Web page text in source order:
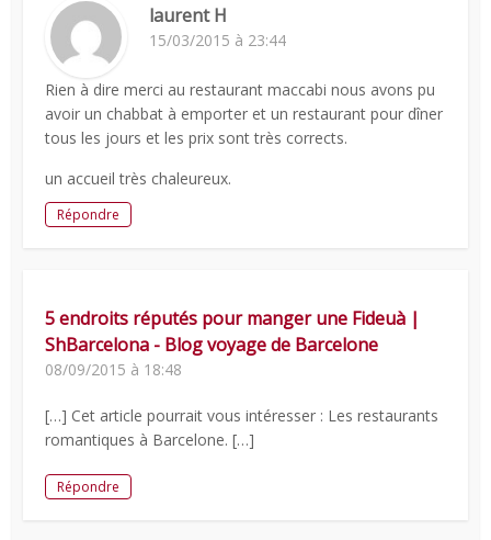
laurent H
15/03/2015 à 23:44
Rien à dire merci au restaurant maccabi nous avons pu
avoir un chabbat à emporter et un restaurant pour dîner
tous les jours et les prix sont très corrects.
un accueil très chaleureux.
Répondre
5 endroits réputés pour manger une Fideuà |
ShBarcelona - Blog voyage de Barcelone
08/09/2015 à 18:48
[…] Cet article pourrait vous intéresser : Les restaurants
romantiques à Barcelone. […]
Répondre